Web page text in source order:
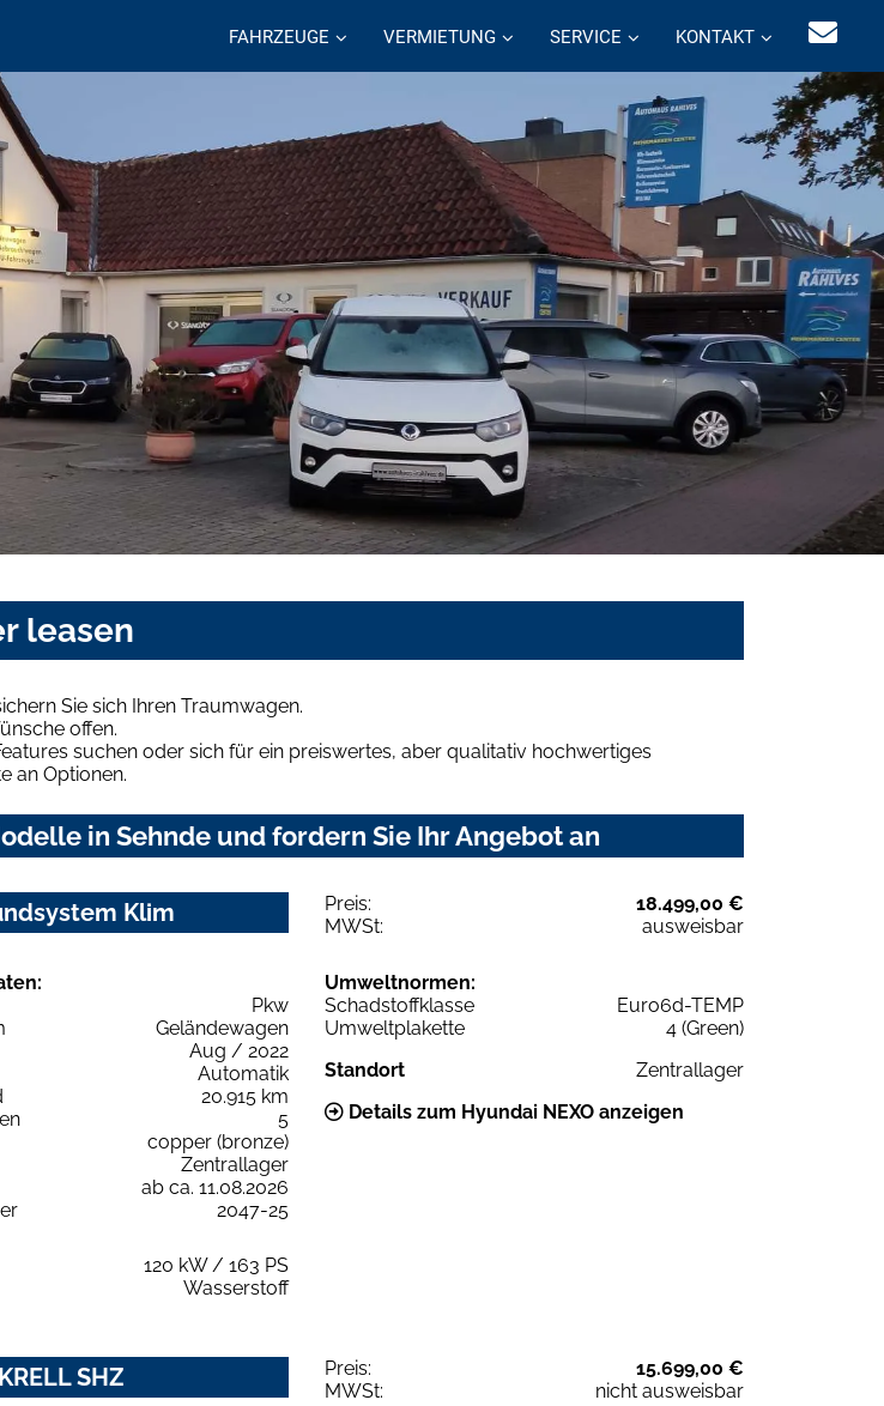
FAHRZEUGE VERMIETUNG SERVICE KONTAKT
leasen
Sie sich Ihren Traumwagen.
offen.
suchen oder sich für ein preiswertes, aber qualitativ hochwertiges
an Optionen.
in Sehnde und fordern Sie Ihr Angebot an
Klim Preis:
18.499,00 €
MWSt:
ausweisbar
Pkw
Geländewagen
Aug / 2022
Automatik
20.915 km
5
copper (bronze)
Zentrallager
ab ca. 11.08.2026
2047-25
120 kW / 163 PS
Wasserstoff
Umweltnormen:
Schadstoffklasse
Euro6d-TEMP
Umweltplakette
4 (Green)
Standort
Zentrallager
Details zum Hyundai NEXO anzeigen
SHZ Preis:
15.699,00 €
MWSt:
nicht ausweisbar